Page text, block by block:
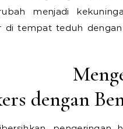
menjadi
di tempat teduh dengan
dengan